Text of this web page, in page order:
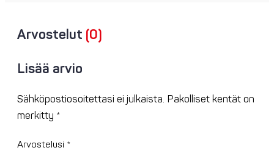
Arvostelut (0)
Lisää arvio
Sähköpostiosoitettasi ei julkaista. Pakolliset kentät on
merkitty *
Arvostelusi *